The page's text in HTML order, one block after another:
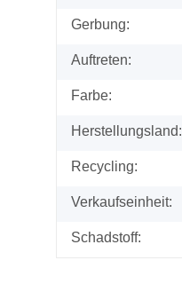
Gerbung:
Auftreten:
Farbe:
Herstellungsland:
Recycling:
Verkaufseinheit:
Schadstoff: